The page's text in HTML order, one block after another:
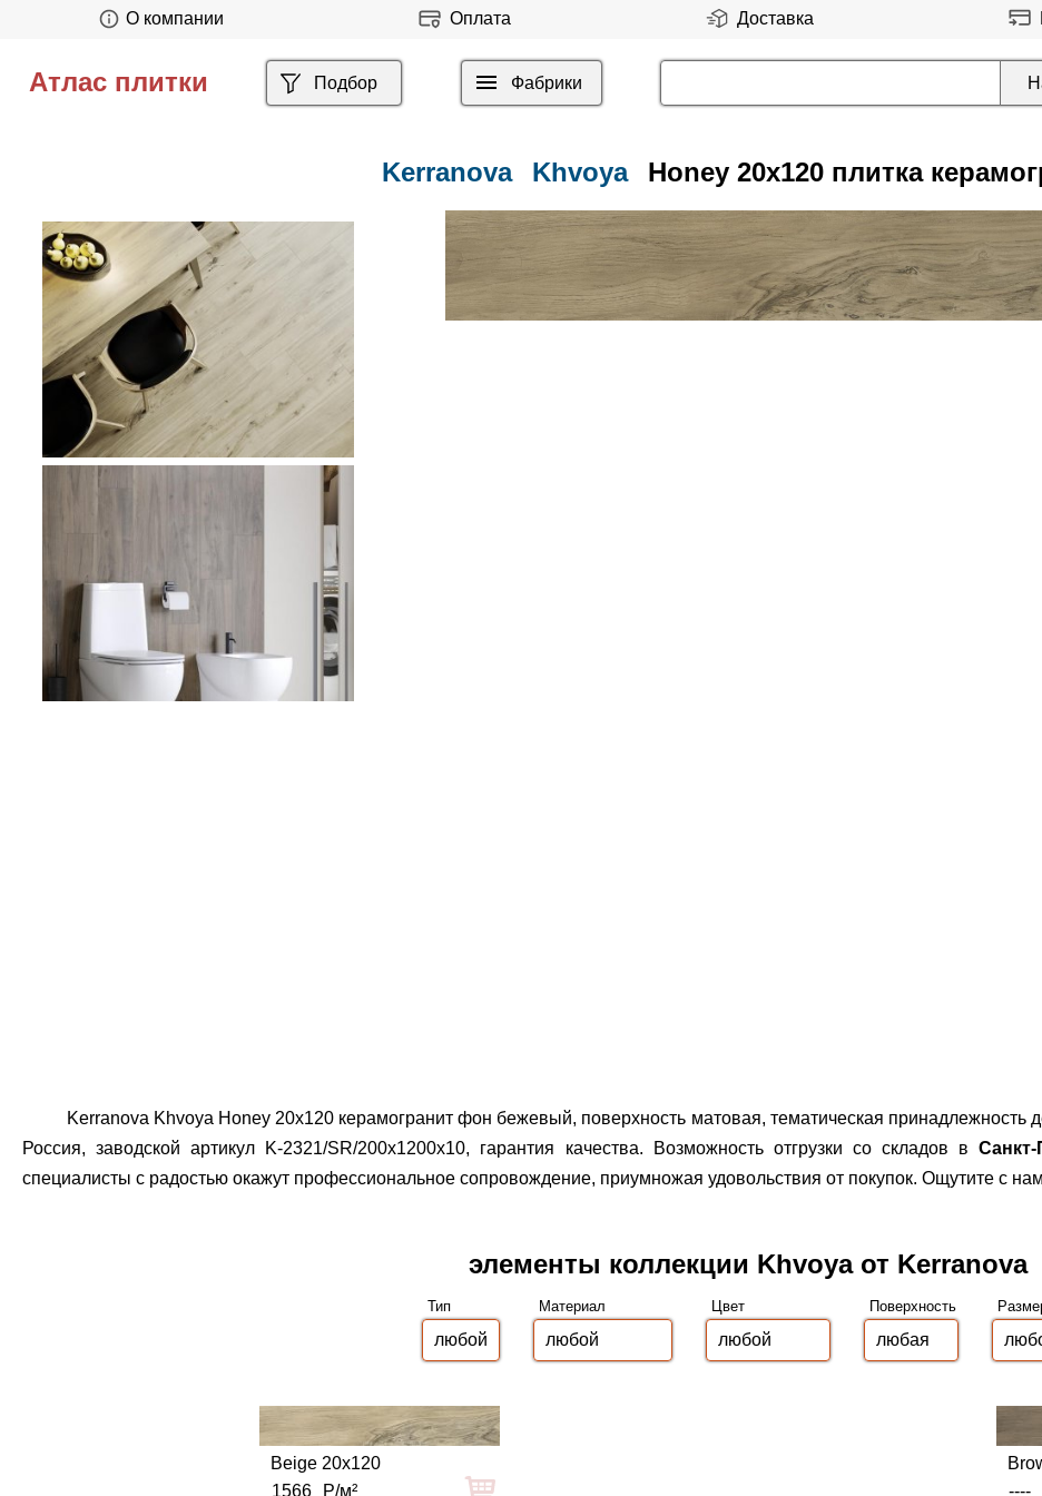
О компании Оплата Доставка
Атлас плитки Подбор Фабрики
Kerranova Khvoya Honey 20x120 плитка
Kerranova Khvoya Honey 20x120 керамогранит фон бежевый, поверхность матовая, тематическая принадлежность
Россия, заводской артикул K-2321/SR/200x1200x10, гарантия качества. Возможность отгрузки со складов вСанкт-
специалисты с радостью окажут профессиональное сопровождение, приумножая удовольствия от покупок. Ощутите с
элементы коллекции Khvoya от Kerranova
Тип Материал Цвет Поверхность
Beige 20x120
1566
Р/м²
----